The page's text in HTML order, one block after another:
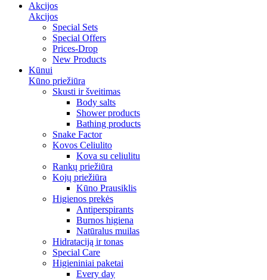
Akcijos
Akcijos
Special Sets
Special Offers
Prices-Drop
New Products
Kūnui
Kūno priežiūra
Skusti ir šveitimas
Body salts
Shower products
Bathing products
Snake Factor
Kovos Celiulito
Kova su celiulitu
Rankų priežiūra
Kojų priežiūra
Kūno Prausiklis
Higienos prekės
Antiperspirants
Burnos higiena
Natūralus muilas
Hidrataciją ir tonas
Special Care
Higieniniai paketai
Every day